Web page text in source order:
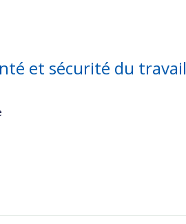
et sécurité du travail